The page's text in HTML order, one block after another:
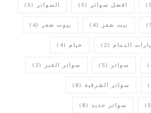
افضل سواتر (5) السواتر (5)
بيت شعر (4) بيوت شعر (4)
الدمام (2) خيام (4)
سواتر (5) سواتر الخبر (2)
سواتر الشرقية (8)
سواتر حديد (8)